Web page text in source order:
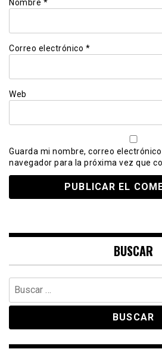
Nombre *
Correo electrónico *
Web
Guarda mi nombre, correo
navegador para la próxima vez que
BUSCAR
Buscar: